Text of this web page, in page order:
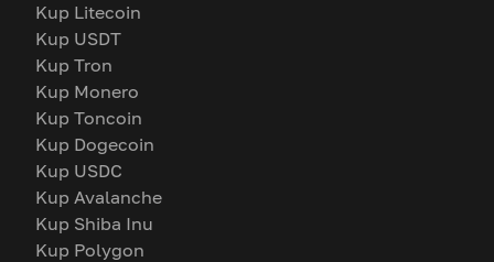
Kup Litecoin
Kup USDT
Kup Tron
Kup Monero
Kup Toncoin
Kup Dogecoin
Kup USDC
Kup Avalanche
Kup Shiba Inu
Kup Polygon